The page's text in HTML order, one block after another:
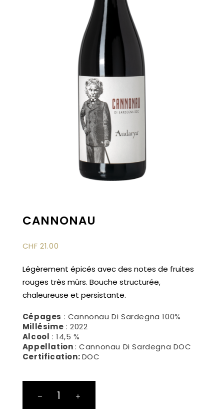
CANNONAU
CHF 21.00
Légèrement épicés avec des notes de fruites
rouges très mûrs. Bouche structurée,
chaleureuse et persistante.
Cépages : Cannonau Di Sardegna 100%
Millésime : 2022
Alcool : 14,5 %
Appellation: Cannonau Di Sardegna DOC
Certification:DOC
quantité